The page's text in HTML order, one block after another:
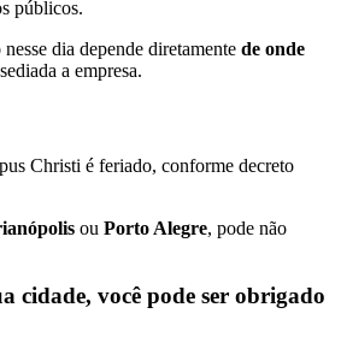
públicos.
dia depende diretamente de onde
a empresa.
Christi é feriado, conforme decreto
ou Porto Alegre, pode não
cidade, você pode ser obrigado